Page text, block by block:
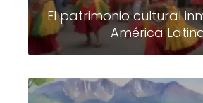
El patrimonio cultural
América